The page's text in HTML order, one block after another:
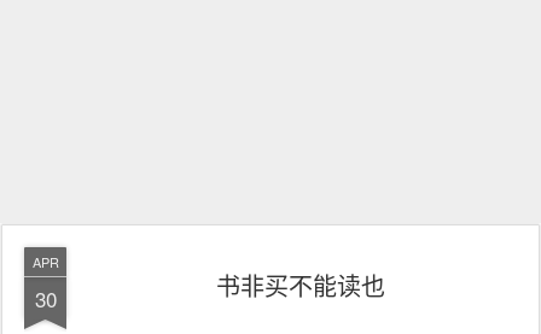
APR
30 书非买不能读也